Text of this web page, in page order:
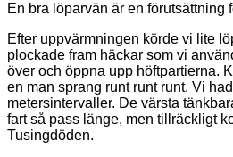
En bra löparvän är en
Efter uppvärmningen körde vi lite
plockade fram häckar som vi
över och öppna upp höftpartierna.
en man sprang runt runt runt. Vi
metersintervaller. De värsta
fart så pass länge, men tillräckligt
Tusingdöden.